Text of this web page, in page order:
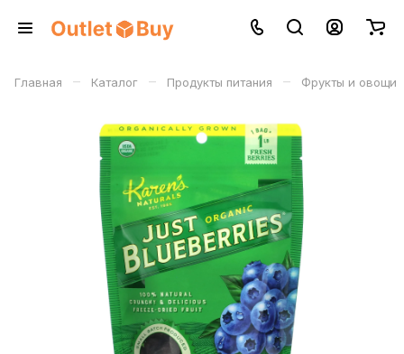
Главная – Каталог – Продукты питания – Фрукты и овощи